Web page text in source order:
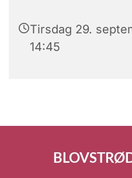
Tirsdag 29.
14:45